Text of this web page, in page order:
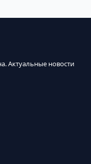
Актуальные новости